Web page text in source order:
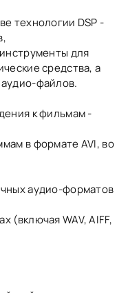
технологии DSP -
для
средства, а
файлов.
к фильмам -
в формате AVI, во
аудио-форматов
(включая WAV, AIFF,